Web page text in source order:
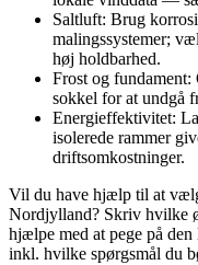
Saltluft: Brug
malingssystemer;
høj holdbarhed.
Frost og
sokkel for at undgå
Energieffektivitet:
isolerede rammer
driftsomkostninger.
Vil du have hjælp til at
Nordjylland? Skriv hvilke
hjælpe med at pege på
inkl. hvilke spørgsmål du